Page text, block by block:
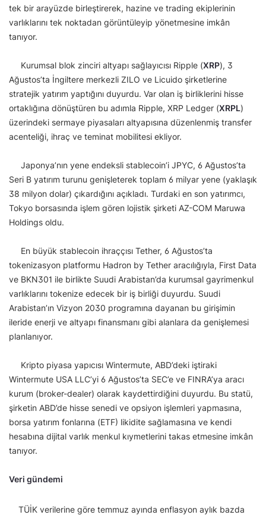
tek bir arayüzde birleştirerek, hazine ve trading ekiplerinin
varlıklarını tek noktadan görüntüleyip yönetmesine imkân
tanıyor.
Kurumsal blok zinciri altyapı sağlayıcısı Ripple (XRP), 3
Ağustos’ta İngiltere merkezli ZILO ve Licuido şirketlerine
stratejik yatırım yaptığını duyurdu. Var olan iş birliklerini hisse
ortaklığına dönüştüren bu adımla Ripple, XRP Ledger (XRPL)
üzerindeki sermaye piyasaları altyapısına düzenlenmiş transfer
acenteliği, ihraç ve teminat mobilitesi ekliyor.
Japonya’nın yene endeksli stablecoin’i JPYC, 6 Ağustos’ta
Seri B yatırım turunu genişleterek toplam 6 milyar yene (yaklaşık
38 milyon dolar) çıkardığını açıkladı. Turdaki en son yatırımcı,
Tokyo borsasında işlem gören lojistik şirketi AZ-COM Maruwa
Holdings oldu.
En büyük stablecoin ihraççısı Tether, 6 Ağustos’ta
tokenizasyon platformu Hadron by Tether aracılığıyla, First Data
ve BKN301 ile birlikte Suudi Arabistan’da kurumsal gayrimenkul
varlıklarını tokenize edecek bir iş birliği duyurdu. Suudi
Arabistan’ın Vizyon 2030 programına dayanan bu girişimin
ileride enerji ve altyapı finansmanı gibi alanlara da genişlemesi
planlanıyor.
Kripto piyasa yapıcısı Wintermute, ABD’deki iştiraki
Wintermute USA LLC’yi 6 Ağustos’ta SEC’e ve FINRA’ya aracı
kurum (broker-dealer) olarak kaydettirdiğini duyurdu. Bu statü,
şirketin ABD’de hisse senedi ve opsiyon işlemleri yapmasına,
borsa yatırım fonlarına (ETF) likidite sağlamasına ve kendi
hesabına dijital varlık menkul kıymetlerini takas etmesine imkân
tanıyor.
Veri gündemi
TÜİK verilerine göre temmuz ayında enflasyon aylık bazda